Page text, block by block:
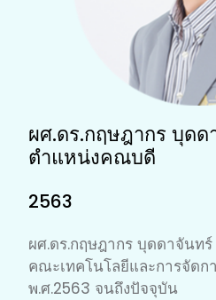
ผศ.ดร.กฤษฎากร บุดด
ตำแหน่งคณบดี
2563
ผศ.ดร.กฤษฎากร บุดดาจันท
คณะเทคโนโลยีและการจัดก
พ.ศ.2563 จนถึงปัจจุบัน